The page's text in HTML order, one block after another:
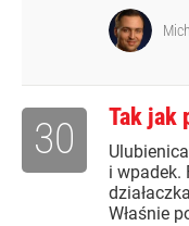
Tak jak
i wpadek.
Właśnie
30